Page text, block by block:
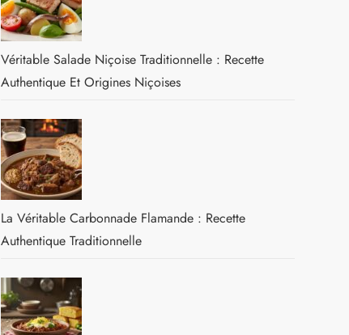
Véritable Salade Niçoise Traditionnelle : Recette
Authentique Et Origines Niçoises
La Véritable Carbonnade Flamande : Recette
Authentique Traditionnelle